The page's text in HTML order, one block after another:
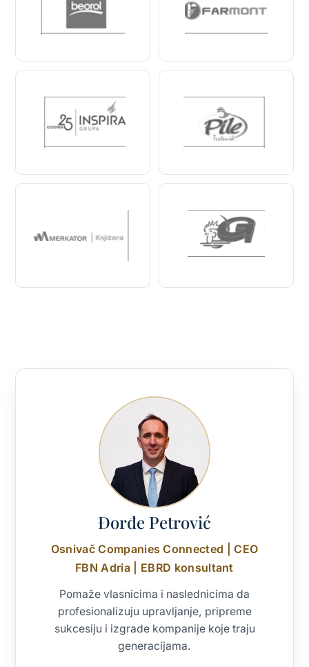
Đorđe Petrović
Osnivač Companies Connected | CEO
FBN Adria | EBRD konsultant
Pomaže vlasnicima i naslednicima da
profesionalizuju upravljanje, pripreme
sukcesiju i izgrade kompanije koje traju
generacijama.